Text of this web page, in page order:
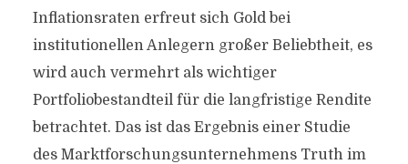
Inflationsraten erfreut sich Gold bei
institutionellen Anlegern großer Beliebtheit, es
wird auch vermehrt als wichtiger
Portfoliobestandteil für die langfristige Rendite
betrachtet. Das ist das Ergebnis einer Studie
des Marktforschungsunternehmens Truth im